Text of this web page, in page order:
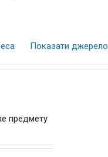
Показати джерело
предмету